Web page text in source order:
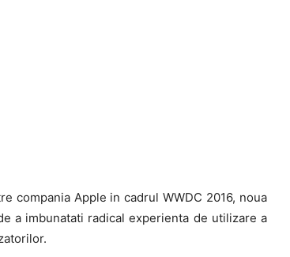
compania Apple in cadrul WWDC 2016, noua
a imbunatati radical experienta de utilizare a